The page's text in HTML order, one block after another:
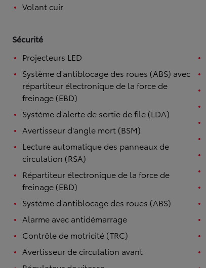
Volant cuir
Sécurité
Projecteurs LED
Système d'antiblocage des roues (ABS) avec
répartiteur électronique de la force de
freinage (EBD)
Système d'alerte de sortie de file (LDA)
Avertisseur d'angle mort (BSM)
Lecture automatique des panneaux de
circulation (RSA)
Répartiteur électronique de la force de
freinage (EBD)
Système d'antiblocage des roues (ABS)
Alarme avec antidémarrage
Contrôle de motricité (TRC)
Avertisseur de circulation avant